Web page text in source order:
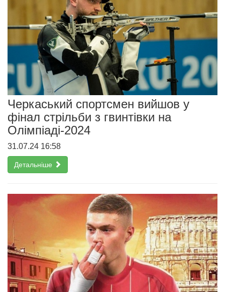
Черкаський спортсмен вийшов у
фінал стрільби з гвинтівки на
Олімпіаді-2024
31.07.24 16:58
Детальніше